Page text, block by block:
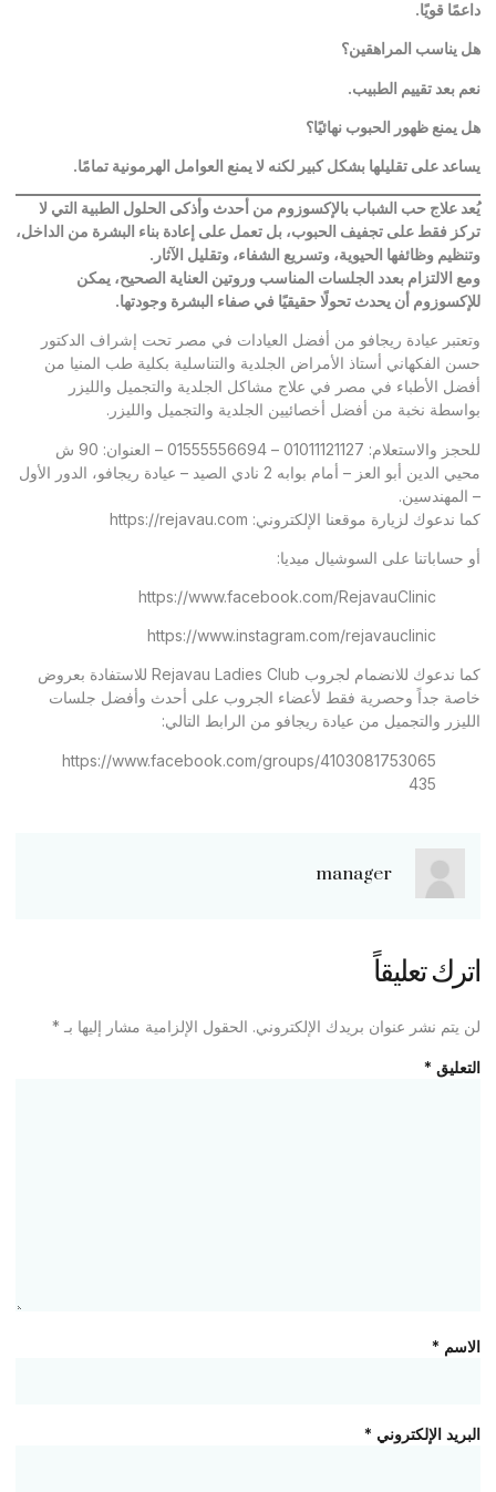
داعمًا قويًا.
هل يناسب المراهقين؟
نعم بعد تقييم الطبيب.
هل يمنع ظهور الحبوب نهائيًا؟
يساعد على تقليلها بشكل كبير لكنه لا يمنع العوامل الهرمونية تمامًا.
يُعد علاج حب الشباب بالإكسوزوم من أحدث وأذكى الحلول الطبية التي لا
تركز فقط على تجفيف الحبوب، بل تعمل على إعادة بناء البشرة من الداخل،
وتنظيم وظائفها الحيوية، وتسريع الشفاء، وتقليل الآثار .
ومع الالتزام بعدد الجلسات المناسب وروتين العناية الصحيح، يمكن
للإكسوزوم أن يحدث تحولًا حقيقيًا في صفاء البشرة وجودتها.
وتعتبر عيادة ريجافو من أفضل العيادات في مصر تحت إشراف الدكتور
حسن الفكهاني أستاذ الأمراض الجلدية والتناسلية بكلية طب المنيا من
أفضل الأطباء في مصر في علاج مشاكل الجلدية والتجميل والليزر
بواسطة نخبة من أفضل أخصائيين الجلدية والتجميل والليزر.
للحجز والاستعلام: 01011121127 – 01555556694 – العنوان: 90 ش
محيي الدين أبو العز – أمام بوابه 2 نادي الصيد – عيادة ريجافو، الدور الأول
– المهندسين.
كما ندعوك لزيارة موقعنا الإلكتروني: https://rejavau.com
أو حساباتنا على السوشيال ميديا:
https://www.facebook.com/RejavauClinic
https://www.instagram.com/rejavauclinic
كما ندعوك للانضمام لجروب Rejavau Ladies Club للاستفادة بعروض
خاصة جداً وحصرية فقط لأعضاء الجروب على أحدث وأفضل جلسات
الليزر والتجميل من عيادة ريجافو من الرابط التالي:
https://www.facebook.com/groups/4103081753065
435
manager
اترك تعليقاً
لن يتم نشر عنوان بريدك الإلكتروني. الحقول الإلزامية مشار إليها بـ *
التعليق *
الاسم *
البريد الإلكتروني *